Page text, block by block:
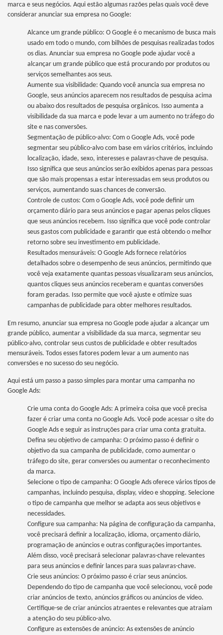
marca e seus negócios. Aqui estão algumas razões pelas quais você deve
considerar anunciar sua empresa no Google:
Alcance um grande público: O Google é o mecanismo de busca mais
usado em todo o mundo, com bilhões de pesquisas realizadas todos
os dias. Anunciar sua empresa no Google pode ajudar você a
alcançar um grande público que está procurando por produtos ou
serviços semelhantes aos seus.
Aumente sua visibilidade: Quando você anuncia sua empresa no
Google, seus anúncios aparecem nos resultados de pesquisa acima
ou abaixo dos resultados de pesquisa orgânicos. Isso aumenta a
visibilidade da sua marca e pode levar a um aumento no tráfego do
site e nas conversões.
Segmentação de público-alvo: Com o Google Ads, você pode
segmentar seu público-alvo com base em vários critérios, incluindo
localização, idade, sexo, interesses e palavras-chave de pesquisa.
Isso significa que seus anúncios serão exibidos apenas para pessoas
que são mais propensas a estar interessadas em seus produtos ou
serviços, aumentando suas chances de conversão.
Controle de custos: Com o Google Ads, você pode definir um
orçamento diário para seus anúncios e pagar apenas pelos cliques
que seus anúncios recebem. Isso significa que você pode controlar
seus gastos com publicidade e garantir que está obtendo o melhor
retorno sobre seu investimento em publicidade.
Resultados mensuráveis: O Google Ads fornece relatórios
detalhados sobre o desempenho de seus anúncios, permitindo que
você veja exatamente quantas pessoas visualizaram seus anúncios,
quantos cliques seus anúncios receberam e quantas conversões
foram geradas. Isso permite que você ajuste e otimize suas
campanhas de publicidade para obter melhores resultados.
Em resumo, anunciar sua empresa no Google pode ajudar a alcançar um
grande público, aumentar a visibilidade da sua marca, segmentar seu
público-alvo, controlar seus custos de publicidade e obter resultados
mensuráveis. Todos esses fatores podem levar a um aumento nas
conversões e no sucesso do seu negócio.
Aqui está um passo a passo simples para montar uma campanha no
Google Ads:
Crie uma conta do Google Ads: A primeira coisa que você precisa
fazer é criar uma conta no Google Ads. Você pode acessar o site do
Google Ads e seguir as instruções para criar uma conta gratuita.
Defina seu objetivo de campanha: O próximo passo é definir o
objetivo da sua campanha de publicidade, como aumentar o
tráfego do site, gerar conversões ou aumentar o reconhecimento
da marca.
Selecione o tipo de campanha: O Google Ads oferece vários tipos de
campanhas, incluindo pesquisa, display, vídeo e shopping. Selecione
o tipo de campanha que melhor se adapta aos seus objetivos e
necessidades.
Configure sua campanha: Na página de configuração da campanha,
você precisará definir a localização, idioma, orçamento diário,
programação de anúncios e outras configurações importantes.
Além disso, você precisará selecionar palavras-chave relevantes
para seus anúncios e definir lances para suas palavras-chave.
Crie seus anúncios: O próximo passo é criar seus anúncios.
Dependendo do tipo de campanha que você selecionou, você pode
criar anúncios de texto, anúncios gráficos ou anúncios de vídeo.
Certifique-se de criar anúncios atraentes e relevantes que atraiam
a atenção do seu público-alvo.
Configure as extensões de anúncio: As extensões de anúncio